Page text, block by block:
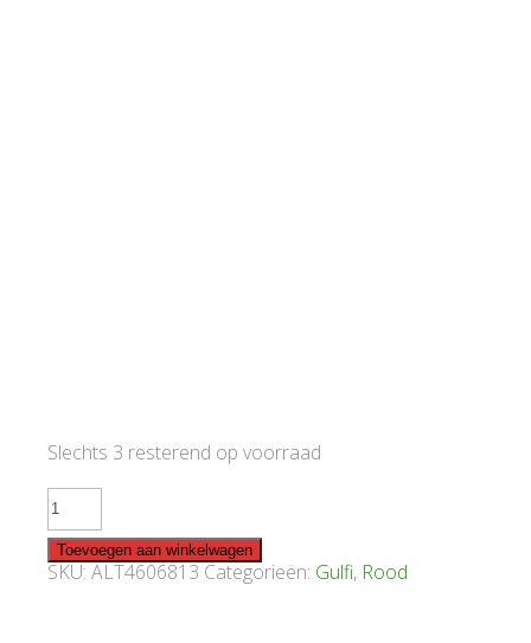
Slechts 3 resterend op voorraad
Gulfi
Nerojbleo
2015
Magnum
aantal
Toevoegen aan winkelwagen
SKU: ALT4606813 Categorieën: Gulfi, Rood